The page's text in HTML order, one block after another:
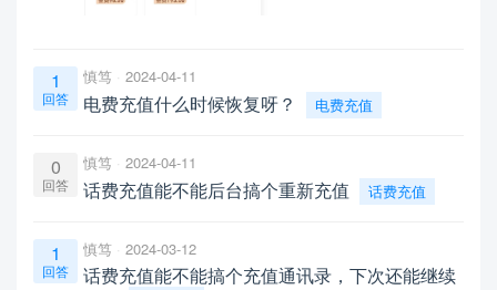
1
回答
慎笃 2024-04-11
电费充值什么时候恢复呀？ 电费充值
0
回答
慎笃 2024-04-11
话费充值能不能后台搞个重新充值 话费充值
1
回答
慎笃 2024-03-12
话费充值能不能搞个充值通讯录，下次还能继续